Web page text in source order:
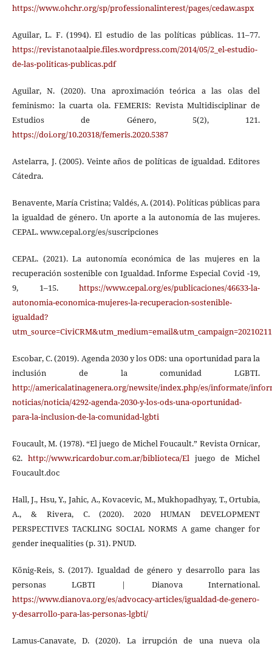
https://www.ohchr.org/sp/professionalinterest/pages/cedaw.aspx
Aguilar, L. F. (1994). El estudio de las políticas públicas. 11–77.
https://revistanotaalpie.files.wordpress.com/2014/05/2_el-estudio-
de-las-politicas-publicas.pdf
Aguilar, N. (2020). Una aproximación teórica a las olas del
feminismo: la cuarta ola. FEMERIS: Revista Multidisciplinar de
Estudios de Género, 5(2), 121.
https://doi.org/10.20318/femeris.2020.5387
Astelarra, J. (2005). Veinte años de políticas de igualdad. Editores
Cátedra.
Benavente, María Cristina; Valdés, A. (2014). Políticas públicas para
la igualdad de género. Un aporte a la autonomía de las mujeres.
CEPAL. www.cepal.org/es/suscripciones
CEPAL. (2021). La autonomía económica de las mujeres en la
recuperación sostenible con Igualdad. Informe Especial Covid -19,
9, 1–15.https://www.cepal.org/es/publicaciones/46633-la-
autonomia-economica-mujeres-la-recuperacion-sostenible-
igualdad?
Escobar, C. (2019). Agenda 2030 y los ODS: una oportunidad para la
inclusión de la comunidad LGBTI.
http://americalatinagenera.org/newsite/index.php/es/informate/
noticias/noticia/4292-agenda-2030-y-los-ods-una-oportunidad-
para-la-inclusion-de-la-comunidad-lgbti
Foucault, M. (1978). “El juego de Michel Foucault.” Revista Ornicar,
62. http://www.ricardobur.com.ar/biblioteca/Eljuego de Michel
Foucault.doc
Hall, J., Hsu, Y., Jahic, A., Kovacevic, M., Mukhopadhyay, T., Ortubia,
A., & Rivera, C. (2020). 2020 HUMAN DEVELOPMENT
PERSPECTIVES TACKLING SOCIAL NORMS A game changer for
gender inequalities (p. 31). PNUD.
König-Reis, S. (2017). Igualdad de género y desarrollo para las
personas LGBTI | Dianova International.
https://www.dianova.org/es/advocacy-articles/igualdad-de-genero-
y-desarrollo-para-las-personas-lgbti/
Lamus-Canavate, D. (2020). La irrupción de una nueva ola